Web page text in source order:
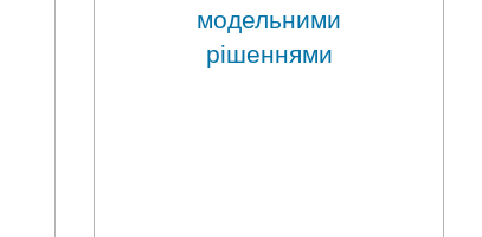
модельними
рішеннями